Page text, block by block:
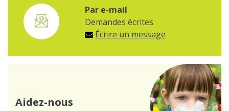
Par e-mail
Demandes écrites
Écrire un message
Aidez-nous